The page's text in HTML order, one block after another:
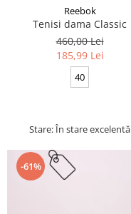
Reebok
Tenisi dama Classic
460,00 Lei
185,99 Lei
40
Stare: În stare excelentă
-61%